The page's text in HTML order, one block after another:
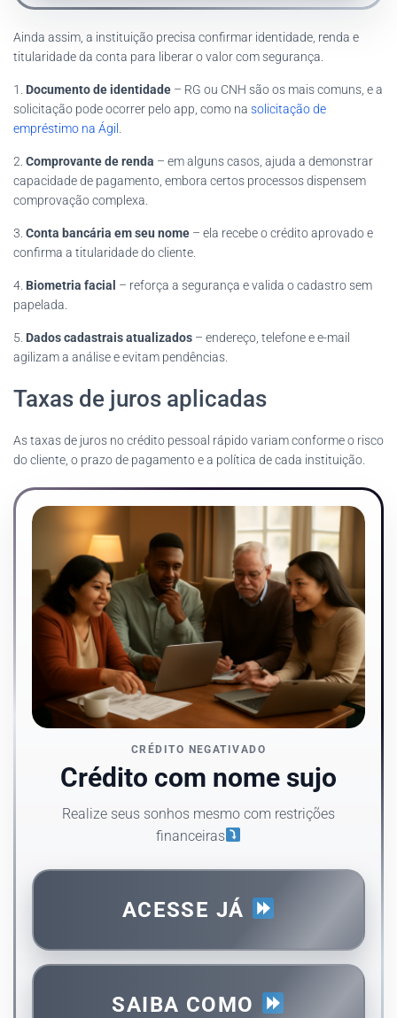
Ainda assim, a instituição precisa confirmar identidade, renda e
titularidade da conta para liberar o valor com segurança.
1. Documento de identidade – RG ou CNH são os mais comuns, e a
solicitação pode ocorrer pelo app, como na solicitação de
empréstimo na Ágil
2. Comprovante de renda – em alguns casos, ajuda a demonstrar
capacidade de pagamento, embora certos processos dispensem
comprovação complexa.
3. Conta bancária em seu nome – ela recebe o crédito aprovado e
confirma a titularidade do cliente.
4. Biometria facial – reforça a segurança e valida o cadastro sem
papelada.
5. Dados cadastrais atualizados – endereço, telefone e e-mail
agilizam a análise e evitam pendências.
Taxas de juros aplicadas
As taxas de juros no crédito pessoal rápido variam conforme o risco
do cliente, o prazo de pagamento e a política de cada instituição.
CRÉDITO NEGATIVADO
Crédito com nome sujo
Realize seus sonhos mesmo com restrições
financeiras
ACESSE JÁ
SAIBA COMO